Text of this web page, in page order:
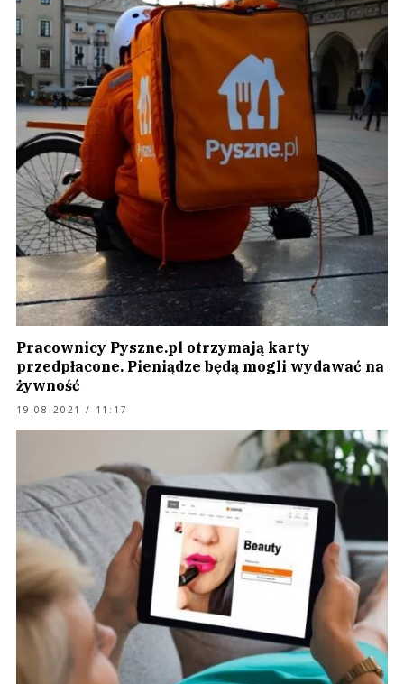
Pracownicy Pyszne.pl otrzymają karty
przedpłacone. Pieniądze będą mogli wydawać na
żywność
19.08.2021 / 11:17